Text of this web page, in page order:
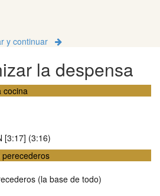
y continuar
la despensa
cocina
[3:17] (3:16)
(la base de todo)